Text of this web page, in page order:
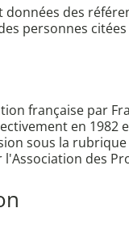
des
personnes
française par
en 1982
sous la
des